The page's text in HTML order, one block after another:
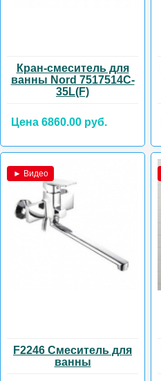
Кран-смеситель для
ванны Nord 7517514C-
35L(F)
Цена 6860.00 руб.
► Видео
F2246 Смеситель для
ванны